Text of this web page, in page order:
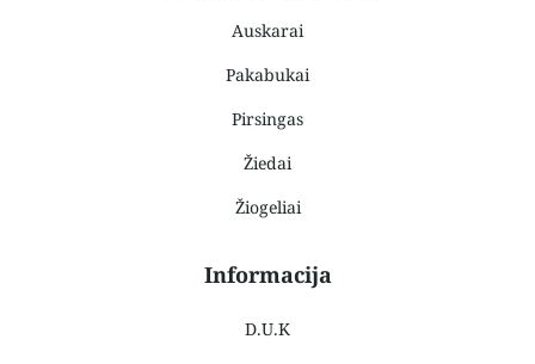
Auskarai
Pakabukai
Pirsingas
Žiedai
Žiogeliai
Informacija
D.U.K